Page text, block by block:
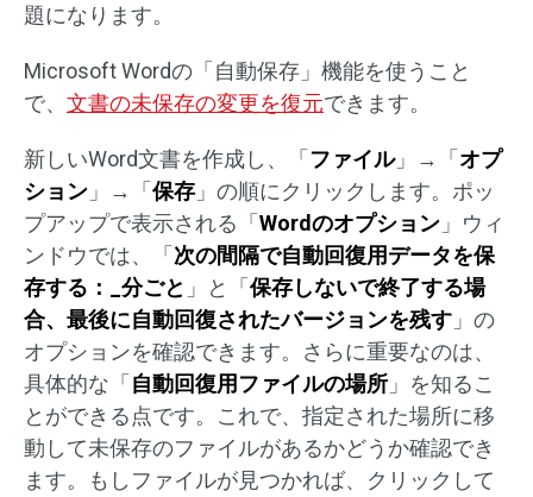
題になります。
Microsoft Wordの「自動保存」機能を使うこと
で、 文書の未保存の変更を復元できます。
新しいWord文書を作成し、「ファイル」→「オプ
ション 」→「保存 」の順にクリックします。ポッ
プアップで表示される「Wordのオプション 」ウィ
ンドウでは、「次の間隔で自動回復用データを保
存する：_分ごと 」と「保存しないで終了する場
合、最後に自動回復されたバージョンを残す 」の
オプションを確認できます。さらに重要なのは、
具体的な「自動回復用ファイルの場所 」を知るこ
とができる点です。これで、指定された場所に移
動して未保存のファイルがあるかどうか確認でき
ます。もしファイルが見つかれば、クリックして